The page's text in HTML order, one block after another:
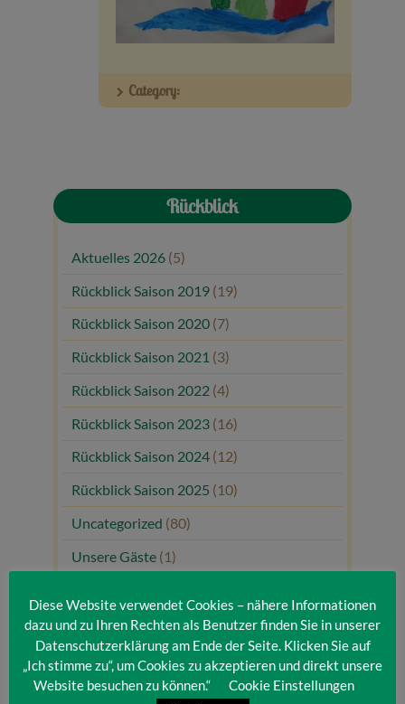
Veranstaltungen
Baumpaten
Category:
Rückblick
Aktuelles 2026 (5)
Rückblick Saison 2019 (19)
Rückblick Saison 2020 (7)
Rückblick Saison 2021 (3)
Rückblick Saison 2022 (4)
Rückblick Saison 2023 (16)
Rückblick Saison 2024 (12)
Rückblick Saison 2025 (10)
Uncategorized (80)
Unsere Gäste (1)
Diese Website verwendet Cookies – nähere Informationen
dazu und zu Ihren Rechten als Benutzer finden Sie in unserer
Datenschutzerklärung am Ende der Seite. Klicken Sie auf
„Ich stimme zu“, um Cookies zu akzeptieren und direkt unsere
Website besuchen zu können.“
Cookie Einstellungen